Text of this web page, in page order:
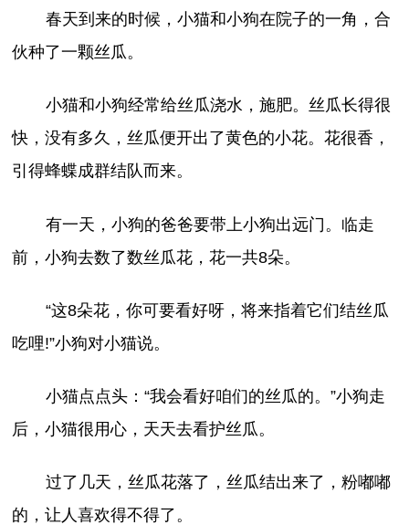
春天到来的时候，小猫和小狗在院子的一角，合
伙种了一颗丝瓜。
小猫和小狗经常给丝瓜浇水，施肥。丝瓜长得很
快，没有多久，丝瓜便开出了黄色的小花。花很香，
引得蜂蝶成群结队而来。
有一天，小狗的爸爸要带上小狗出远门。临走
前，小狗去数了数丝瓜花，花一共8朵。
“这8朵花，你可要看好呀，将来指着它们结丝瓜
吃哩!”小狗对小猫说。
小猫点点头：“我会看好咱们的丝瓜的。”小狗走
后，小猫很用心，天天去看护丝瓜。
过了几天，丝瓜花落了，丝瓜结出来了，粉嘟嘟
的，让人喜欢得不得了。